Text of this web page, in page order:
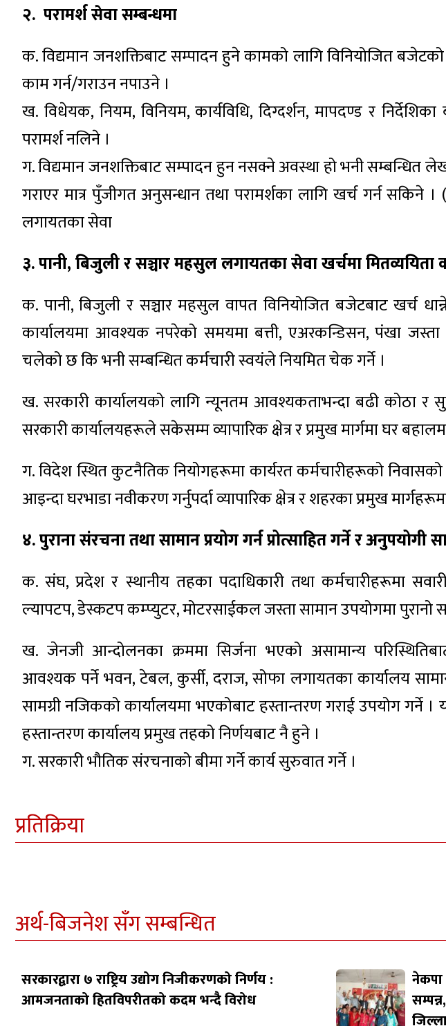
२. परामर्श सेवा सम्बन्धमा
क. विद्यमान जनशक्तिबाट सम्पादन हुने कामको लागि विनियोजित बजेटको
काम गर्न/गराउन नपाउने ।
ख. विधेयक, नियम, विनियम, कार्यविधि, दिग्दर्शन, मापदण्ड र
परामर्श नलिने ।
ग. विद्यमान जनशक्तिबाट सम्पादन हुन नसक्ने अवस्था हो भनी सम्बन्धित
गराएर मात्र पुँजीगत अनुसन्धान तथा परामर्शका लागि खर्च गर्न सकिने
लगायतका सेवा
३. पानी, बिजुली र सञ्चार महसुल लगायतका सेवा खर्चमा मितव्ययिता
क. पानी, बिजुली र सञ्चार महसुल वापत विनियोजित बजेटबाट खर्च
कार्यालयमा आवश्यक नपरेको समयमा बत्ती, एअरकन्डिसन, पंखा
चलेको छ कि भनी सम्बन्धित कर्मचारी स्वयंले नियमित चेक गर्ने ।
ख. सरकारी कार्यालयको लागि न्यूनतम आवश्यकताभन्दा बढी कोठा र
सरकारी कार्यालयहरूले सकेसम्म व्यापारिक क्षेत्र र प्रमुख मार्गमा घर
ग. विदेश स्थित कुटनैतिक नियोगहरूमा कार्यरत कर्मचारीहरूको निवासको
आइन्दा घरभाडा नवीकरण गर्नुपर्दा व्यापारिक क्षेत्र र शहरका प्रमुख
४. पुराना संरचना तथा सामान प्रयोग गर्न प्रोत्साहित गर्ने र अनुपयोगी
क. संघ, प्रदेश र स्थानीय तहका पदाधिकारी तथा कर्मचारीहरूमा
ल्यापटप, डेस्कटप कम्प्युटर, मोटरसाईकल जस्ता सामान उपयोगमा पुरानो
ख. जेनजी आन्दोलनका क्रममा सिर्जना भएको असामान्य
आवश्यक पर्ने भवन, टेबल, कुर्सी, दराज, सोफा लगायतका कार्यालय
सामग्री नजिकको कार्यालयमा भएकोबाट हस्तान्तरण गराई उपयोग गर्ने
हस्तान्तरण कार्यालय प्रमुख तहको निर्णयबाट नै हुने ।
ग. सरकारी भौतिक संरचनाको बीमा गर्ने कार्य सुरुवात गर्ने ।
प्रतिक्रिया
अर्थ-बिजनेश सँग सम्बन्धित
सरकारद्वारा ७ राष्ट्रिय उद्योग निजीकरणको निर्णय :
आमजनताको हितविपरीतको कदम भन्दै विरोध